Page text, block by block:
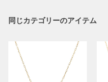
同じカテゴリーのアイテム